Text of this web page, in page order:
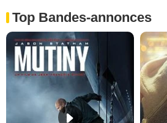
Top Bandes-annonces